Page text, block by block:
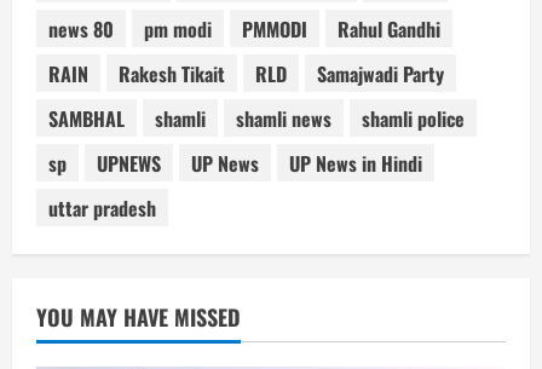
news 80
pm modi PMMODI
Rahul Gandhi
RAIN
Rakesh Tikait RLD
Samajwadi Party
SAMBHAL
shamli shamli news
shamli police
sp
UPNEWS UP News
UP News in Hindi
uttar pradesh
YOU MAY HAVE MISSED